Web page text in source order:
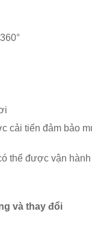
cải tiến đảm bảo
thể được vận hành
và thay đổi